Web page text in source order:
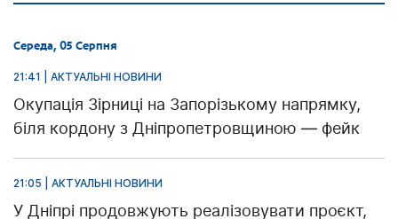
Середа, 05 Серпня
21:41 | АКТУАЛЬНІ НОВИНИ
Окупація Зірниці на Запорізькому напрямку,
біля кордону з Дніпропетровщиною — фейк
21:05 | АКТУАЛЬНІ НОВИНИ
У Дніпрі продовжують реалізовувати проєкт,